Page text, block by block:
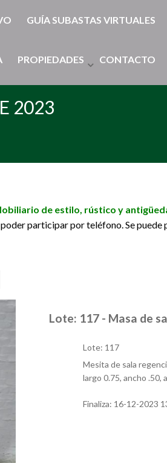
GUÍA SUBASTAS VIRTUALES
PROPIEDADES CONTACTO
2023
de estilo, rústico y
participar por teléfono. Se puede
Lote: 117 - Masa de
Lote: 117
Mesita de sala
largo 0.75, ancho .50,
Finaliza: 16-12-2023